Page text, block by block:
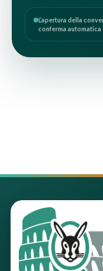
L’apertura della
conferma